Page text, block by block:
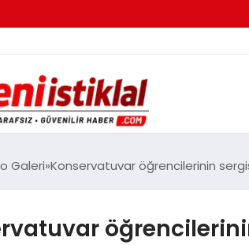
Galeri Konservatuvar öğrencilerinin